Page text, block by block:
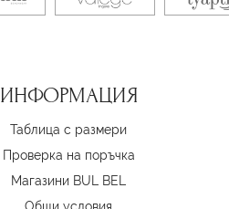
ИНФОРМАЦИЯ
Таблица с размери
Проверка на поръчка
Магазини BUL BEL
Oбщи условия